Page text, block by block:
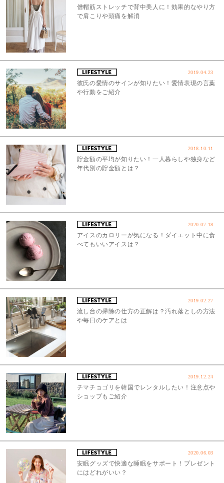
僧帽筋ストレッチで背中美人に！効果的なやり方
で肩こりや頭痛を解消
2019.04.23
彼氏の愛情のサインが知りたい！愛情表現の言葉
や行動をご紹介
2018.10.11
貯金額の平均が知りたい！一人暮らしや独身など
年代別の貯金額とは？
2020.07.18
アイスのカロリーが気になる！ダイエット中に食
べてもいいアイスは？
2019.02.27
流し台の掃除の仕方の正解は？汚れ落としの方法
や毎日のケアとは
2019.12.24
チマチョゴリを韓国でレンタルしたい！注意点や
ショップもご紹介
2020.06.03
安眠グッズで快適な睡眠をサポート！プレゼント
にはどれがいい？